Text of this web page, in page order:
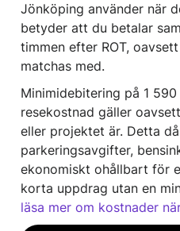
Jönköping använder när
betyder att du betalar
timmen efter ROT,
matchas med.
Minimidebitering på 1
resekostnad gäller
eller projektet är. Detta
parkeringsavgifter,
ekonomiskt ohållbart för
korta uppdrag utan en
läsa mer om kostnader